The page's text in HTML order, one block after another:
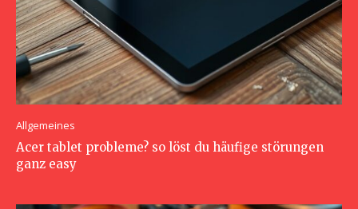
Allgemeines
Acer tablet probleme? so löst du häufige störungen
ganz easy